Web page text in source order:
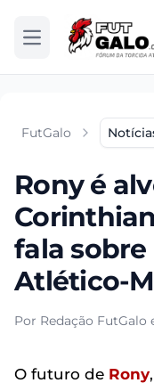
Abrir menu
FutGalo
Rony é
fala
Atlético-
Por Redação FutGalo
O futuro de Rony